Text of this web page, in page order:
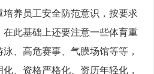
养员工安全防范意识，按要求
此基础上还要注意一些体育重
、高危赛事、气膜场馆等等，
、资格严格化、资历年轻化，